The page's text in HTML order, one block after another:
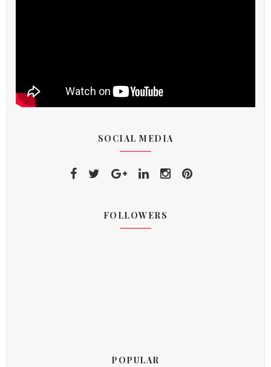
SOCIAL MEDIA
FOLLOWERS
POPULAR